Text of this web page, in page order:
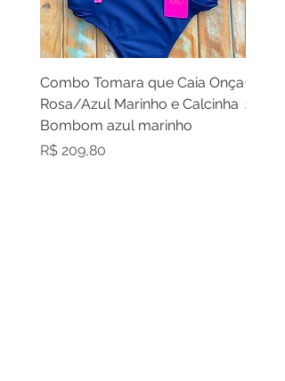
Combo Tomara que Caia Onça
Rosa/Azul Marinho e Calcinha
Bombom azul marinho
Preço
R$ 209,80